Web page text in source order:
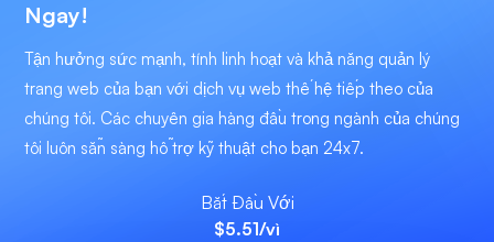
Ngay!
Tận hưởng sức mạnh, tính linh hoạt và khả năng quản lý
trang web của bạn với dịch vụ web thế hệ tiếp theo của
chúng tôi. Các chuyên gia hàng đầu trong ngành của chúng
tôi luôn sẵn sàng hỗ trợ kỹ thuật cho bạn 24x7.
Bắt Đầu Với
$5.51/vì